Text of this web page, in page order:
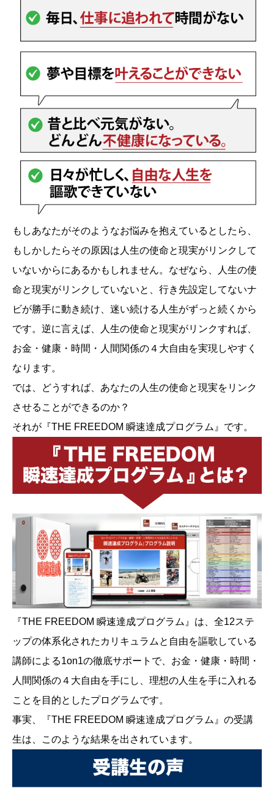
もしあなたがそのようなお悩みを抱えているとしたら、
もしかしたらその原因は人生の使命と現実がリンクして
いないからにあるかもしれません。なぜなら、人生の使
命と現実がリンクしていないと、行き先設定してないナ
ビが勝手に動き続け、迷い続ける人生がずっと続くから
です。逆に言えば、人生の使命と現実がリンクすれば、
お金・健康・時間・人間関係の４大自由を実現しやすく
なります。
では、どうすれば、あなたの人生の使命と現実をリンク
させることができるのか？
それが『THE FREEDOM 瞬速達成プログラム』です。
『THE FREEDOM 瞬速達成プログラム』は、全12ステ
ップの体系化されたカリキュラムと自由を謳歌している
講師による1on1の徹底サポートで、お金・健康・時間・
人間関係の４大自由を手にし、理想の人生を手に入れる
ことを目的としたプログラムです。
事実、『THE FREEDOM 瞬速達成プログラム』の受講
生は、このような結果を出されています。